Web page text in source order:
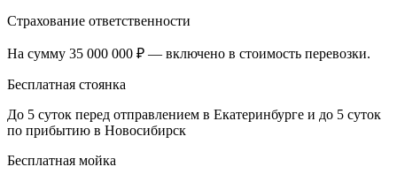
Страхование ответственности
На сумму 35 000 000 ₽ — включено в стоимость перевозки.
Бесплатная стоянка
До 5 суток перед отправлением в Екатеринбурге и до 5 суток
по прибытию в Новосибирск
Бесплатная мойка